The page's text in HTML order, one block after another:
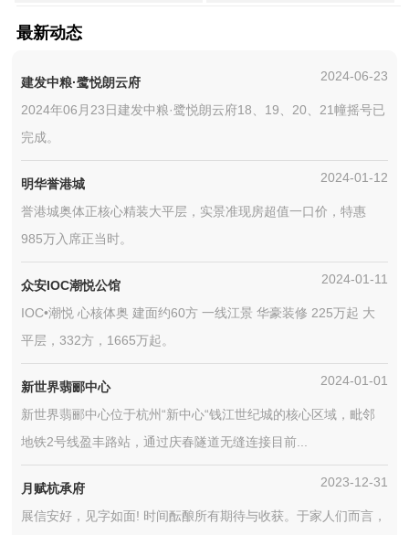
最新动态
建发中粮·鹭悦朗云府 2024-06-23
2024年06月23日建发中粮·鹭悦朗云府18、19、20、21幢摇号已
完成。
明华誉港城 2024-01-12
誉港城奥体正核心精装大平层，实景准现房超值一口价，特惠
985万入席正当时。
众安IOC潮悦公馆 2024-01-11
IOC•潮悦 心核体奥 建面约60方 一线江景 华豪装修 225万起 大
平层，332方，1665万起。
新世界翡郦中心 2024-01-01
新世界翡郦中心位于杭州“新中心“钱江世纪城的核心区域，毗邻
地铁2号线盈丰路站，通过庆春隧道无缝连接目前...
月赋杭承府 2023-12-31
展信安好，见字如面! 时间酝酿所有期待与收获。于家人们而言，